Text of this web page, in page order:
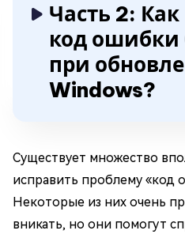
Часть 2:
код
при
Windows?
Существует множество
исправить проблему «код
Некоторые из них очень
вникать, но они помогут